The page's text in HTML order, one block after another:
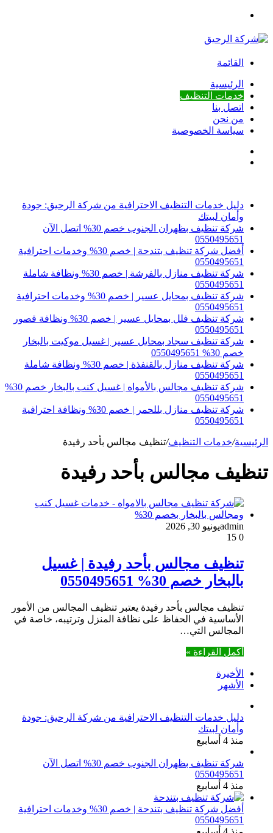
القائمة
الرئيسية
خدمات التنظيف
اتصل بنا
من نحن
سياسة الخصوصية
دليل خدمات التنظيف الاحترافية من شركة الرحيق: جودة
وأمان لبيتك
شركة تنظيف بظهران الجنوب خصم 30% اتصل الآن
0550495651
أفضل شركة تنظيف بتندحة | خصم 30% وخدمات احترافية
0550495651
شركة تنظيف منازل بالفرشة | خصم 30% ونظافة شاملة
0550495651
شركة تنظيف بمحايل عسير | خصم 30% وخدمات احترافية
0550495651
شركة تنظيف فلل بمحايل عسير | خصم 30% ونظافة قصور
0550495651
شركة تنظيف سجاد بمحايل عسير | غسيل موكيت بالبخار
خصم 30% 0550495651
شركة تنظيف منازل بالقنفذة | خصم 30% ونظافة شاملة
0550495651
شركة تنظيف مجالس بالأمواه | غسيل كنب بالبخار خصم 30%
0550495651
شركة تنظيف منازل بللحمر | خصم 30% ونظافة احترافية
0550495651
الرئيسية/خدمات التنظيف/تنظيف مجالس بأحد رفيدة
تنظيف مجالس بأحد رفيدة
adminيونيو 30, 2026
0
تنظيف مجالس بأحد رفيدة | غسيل
بالبخار خصم 30% 0550495651
تنظيف مجالس بأحد رفيدة يعتبر تنظيف المجالس من الأمور
الأساسية في الحفاظ على نظافة المنزل وترتيبه، خاصة في
المجالس التي…
أكمل القراءة »
الأخيرة
الأشهر
دليل خدمات التنظيف الاحترافية من شركة الرحيق: جودة
وأمان لبيتك
منذ 4 أسابيع
شركة تنظيف بظهران الجنوب خصم 30% اتصل الآن
0550495651
منذ 4 أسابيع
أفضل شركة تنظيف بتندحة | خصم 30% وخدمات احترافية
0550495651